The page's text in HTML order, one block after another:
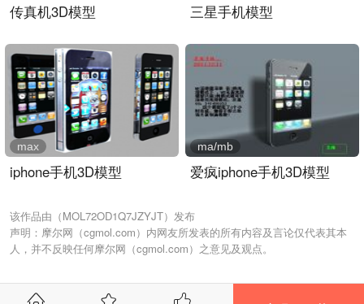
传真机3D模型 三星手机模型
iphone手机3D模型
max
爱疯iphone手机3D模型
ma/mb
该作品由（MOL72OD1Q7JZYJT）发布
声明：摩尔网（cgmol.com）内网友所发表的所有内容及言论仅代表其本
人，并不反映任何摩尔网（cgmol.com）之意见及观点。